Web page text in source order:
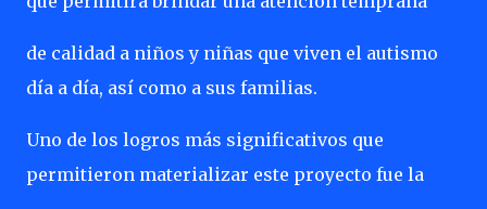
de calidad a niños y niñas que viven el autismo
día a día, así como a sus familias.
Uno de los logros más significativos que
permitieron materializar este proyecto fue la